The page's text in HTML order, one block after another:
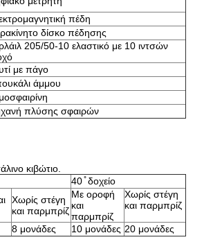
πέδη
δίσκο πέδησης
205/50-10 ελαστικό με 10 ιντσών
με πάγο
άμμου
πλύσης σφαιρών
κιβώτιο.
40 ̊ δοχείο
Χωρίς στέγη
και παρμπρίζ
Με οροφή
και
παρμπρίζ
Χωρίς στέγη
και παρμπρίζ
8 μονάδες 10 μονάδες 20 μονάδες